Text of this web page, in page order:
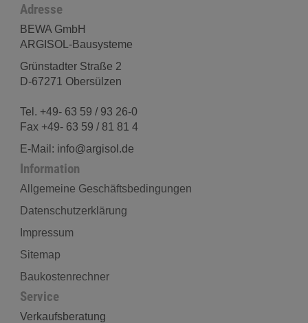
Adresse
BEWA GmbH
ARGISOL-Bausysteme
Grünstadter Straße 2
D-67271 Obersülzen
Tel. +49- 63 59 / 93 26-0
Fax +49- 63 59 / 81 81 4
E-Mail: info@argisol.de
Information
Allgemeine Geschäftsbedingungen
Datenschutzerklärung
Impressum
Sitemap
Baukostenrechner
Service
Verkaufsberatung